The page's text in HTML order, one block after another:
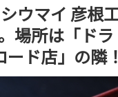
ウマイ 彦根
場所は「ドラ
ード店」の隣